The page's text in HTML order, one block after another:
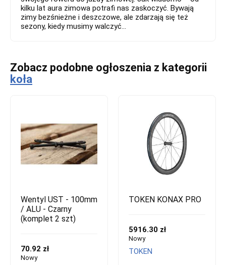
kilku lat aura zimowa potrafi nas zaskoczyć. Bywają
zimy bezśnieżne i deszczowe, ale zdarzają się też
sezony, kiedy musimy walczyć...
Zobacz podobne ogłoszenia z kategorii
koła
Wentyl UST - 100mm
/ ALU - Czarny
(komplet 2 szt)
70.92 zł
Nowy
TOKEN KONAX PRO
5916.30 zł
Nowy
TOKEN